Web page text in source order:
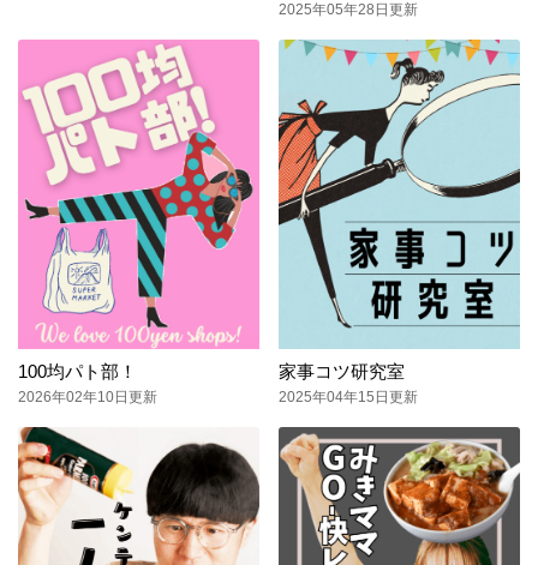
2025年05年28日更新
100均パト部！
2026年02年10日更新
家事コツ研究室
2025年04年15日更新